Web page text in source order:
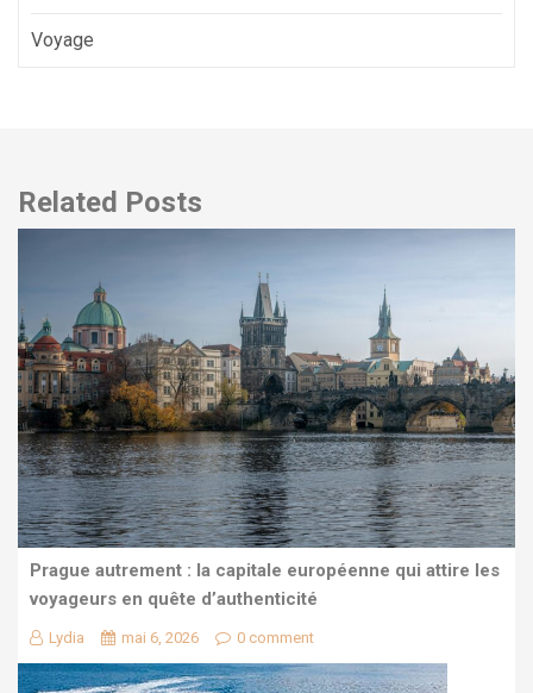
Voyage
Related Posts
Prague autrement : la capitale européenne qui attire les
voyageurs en quête d’authenticité
Lydia mai 6, 2026 0 comment